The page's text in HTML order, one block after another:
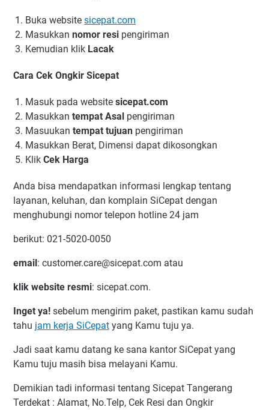
Buka website sicepat.com
Masukkan nomor resi pengiriman
Kemudian klik Lacak
Cara Cek Ongkir Sicepat
Masuk pada website sicepat.com
Masukkan tempat Asal pengiriman
Masuukan tempat tujuan pengiriman
Masukkan Berat, Dimensi dapat dikosongkan
Klik Cek Harga
Anda bisa mendapatkan informasi lengkap tentang
layanan, keluhan, dan komplain SiCepat dengan
menghubungi nomor telepon hotline 24 jam
berikut: 021-5020-0050
email: customer.care@sicepat.com atau
klik website resmi: sicepat.com.
Inget ya! sebelum mengirim paket, pastikan kamu sudah
tahu jam kerja SiCepat yang Kamu tuju ya.
Jadi saat kamu datang ke sana kantor SiCepat yang
Kamu tuju masih bisa melayani Kamu.
Demikian tadi informasi tentang Sicepat Tangerang
Terdekat : Alamat, No.Telp, Cek Resi dan Ongkir